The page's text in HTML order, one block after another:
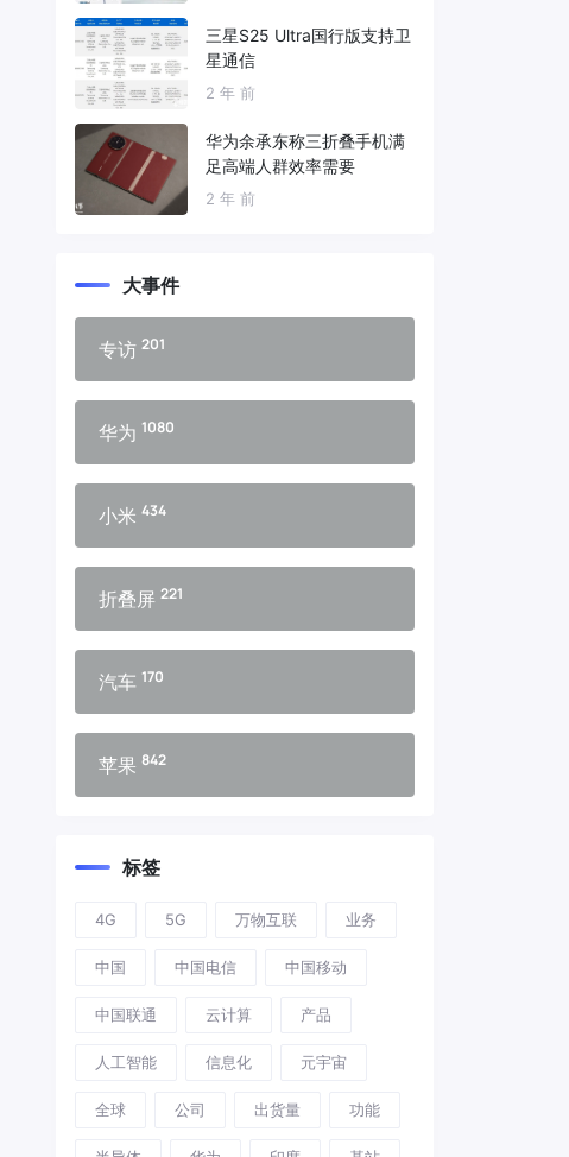
三星S25 Ultra国行版支持卫
星通信
2 年 前
华为余承东称三折叠手机满
足高端人群效率需要
2 年 前
大事件
专访 201
华为 1080
小米 434
折叠屏 221
汽车 170
苹果 842
标签
4G 5G 万物互联 业务
中国 中国电信 中国移动
中国联通 云计算 产品
人工智能 信息化 元宇宙
全球 公司 出货量 功能